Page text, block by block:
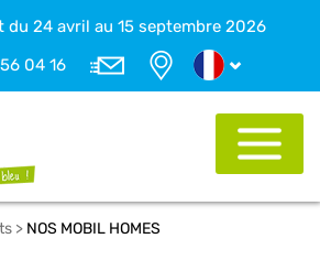
du 24 avril au 15 septembre 2026
04 16
> NOS MOBIL HOMES